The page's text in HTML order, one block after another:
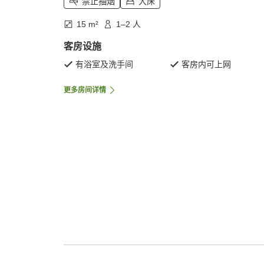
15 m² 1–2 人
客房设施
有浴室及洗手间 客房内可上网
更多房间详情